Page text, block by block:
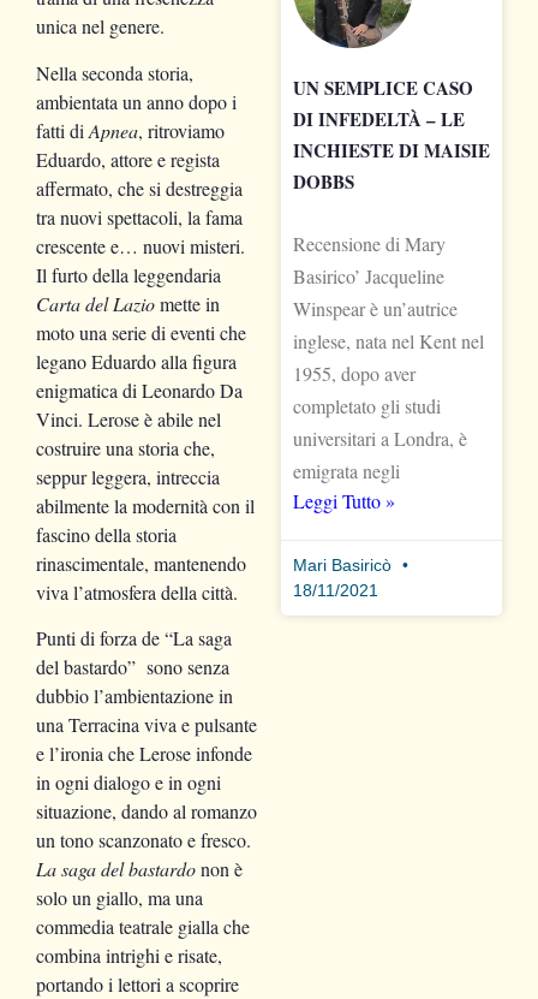
unica nel genere.
Nella seconda storia,
ambientata un anno dopo i
fatti di Apnea, ritroviamo
Eduardo, attore e regista
affermato, che si destreggia
tra nuovi spettacoli, la fama
crescente e… nuovi misteri.
Il furto della leggendaria
Carta del Laziomette in
moto una serie di eventi che
legano Eduardo alla figura
enigmatica di Leonardo Da
Vinci. Lerose è abile nel
costruire una storia che,
seppur leggera, intreccia
abilmente la modernità con il
fascino della storia
rinascimentale, mantenendo
viva l’atmosfera della città.
Punti di forza de “La saga
del bastardo” sono senza
dubbio l’ambientazione in
una Terracina viva e pulsante
e l’ironia che Lerose infonde
in ogni dialogo e in ogni
situazione, dando al romanzo
un tono scanzonato e fresco.
La saga del bastardonon è
solo un giallo, ma una
commedia teatrale gialla che
combina intrighi e risate,
portando i lettori a scoprire
UN SEMPLICE CASO
DI INFEDELTÀ – LE
INCHIESTE DI MAISIE
DOBBS
Recensione di Mary
Basirico’ Jacqueline
Winspear è un’autrice
inglese, nata nel Kent nel
1955, dopo aver
completato gli studi
universitari a Londra, è
emigrata negli
Leggi Tutto »
Mari Basiricò
18/11/2021